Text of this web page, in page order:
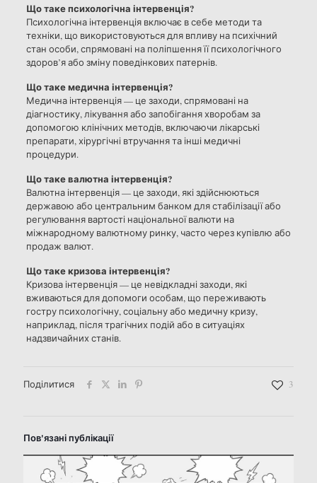
Що таке психологічна інтервенція?
Психологічна інтервенція включає в себе методи та
техніки, що використовуються для впливу на психічний
стан особи, спрямовані на поліпшення її психологічного
здоров’я або зміну поведінкових патернів.
Що таке медична інтервенція?
Медична інтервенція — це заходи, спрямовані на
діагностику, лікування або запобігання хворобам за
допомогою клінічних методів, включаючи лікарські
препарати, хірургічні втручання та інші медичні
процедури.
Що таке валютна інтервенція?
Валютна інтервенція — це заходи, які здійснюються
державою або центральним банком для стабілізації або
регулювання вартості національної валюти на
міжнародному валютному ринку, часто через купівлю або
продаж валют.
Що таке кризова інтервенція?
Кризова інтервенція — це невідкладні заходи, які
вживаються для допомоги особам, що переживають
гостру психологічну, соціальну або медичну кризу,
наприклад, після трагічних подій або в ситуаціях
надзвичайних станів.
Поділитися 3
Пов'язані публікації